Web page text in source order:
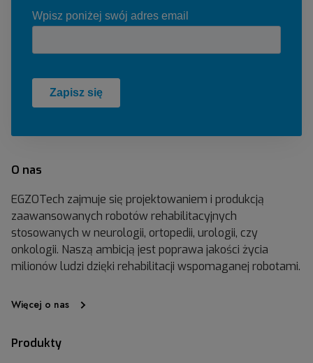
O nas
EGZOTech zajmuje się projektowaniem i produkcją
zaawansowanych robotów rehabilitacyjnych
stosowanych w neurologii, ortopedii, urologii, czy
onkologii. Naszą ambicją jest poprawa jakości życia
milionów ludzi dzięki rehabilitacji wspomaganej robotami.
Więcej o nas
Produkty